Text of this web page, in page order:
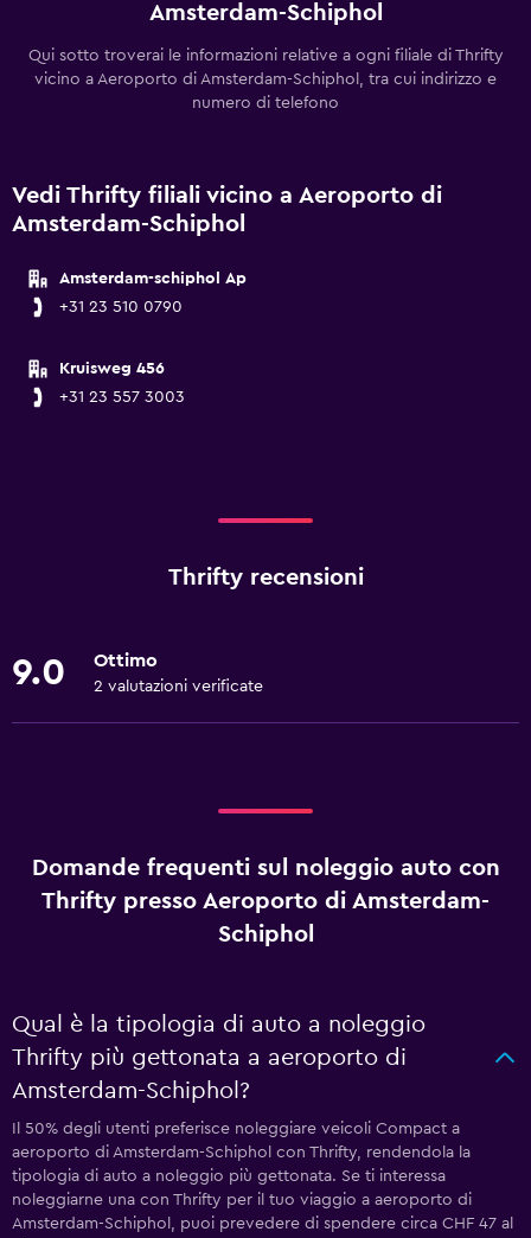
Amsterdam-Schiphol
Qui sotto troverai le informazioni relative a ogni filiale di Thrifty
vicino a Aeroporto di Amsterdam-Schiphol, tra cui indirizzo e
numero di telefono
Vedi Thrifty filiali vicino a Aeroporto di
Amsterdam-Schiphol
Amsterdam-schiphol Ap
+31 23 510 0790
Kruisweg 456
+31 23 557 3003
Thrifty recensioni
9.0 Ottimo
2 valutazioni verificate
Domande frequenti sul noleggio auto con
Thrifty presso Aeroporto di Amsterdam-
Schiphol
Qual è la tipologia di auto a noleggio
Thrifty più gettonata a aeroporto di
Amsterdam-Schiphol?
Il 50% degli utenti preferisce noleggiare veicoli Compact a
aeroporto di Amsterdam-Schiphol con Thrifty, rendendola la
tipologia di auto a noleggio più gettonata. Se ti interessa
noleggiarne una con Thrifty per il tuo viaggio a aeroporto di
Amsterdam-Schiphol, puoi prevedere di spendere circa CHF 47 al